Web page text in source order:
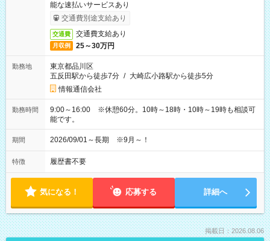
能な速払いサービスあり
交通費別途支給あり
交通費 交通費支給あり
月収例 25～30万円
勤務地
東京都品川区
五反田駅から徒歩7分 / 大崎広小路駅から徒歩5分
情報通信会社
勤務時間
9:00～16:00 ※休憩60分。10時～18時・10時～19時も相談可
能です。
期間 2026/09/01～長期 ※9月～！
特徴 履歴書不要
気になる！ 応募する 詳細へ
掲載日：2026.08.06